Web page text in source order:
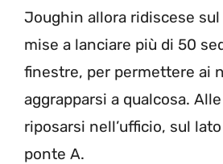
Joughin allora ridiscese
mise a lanciare più di 50
finestre, per permettere ai
aggrapparsi a qualcosa.
riposarsi nell’ufficio, sul
ponte A.